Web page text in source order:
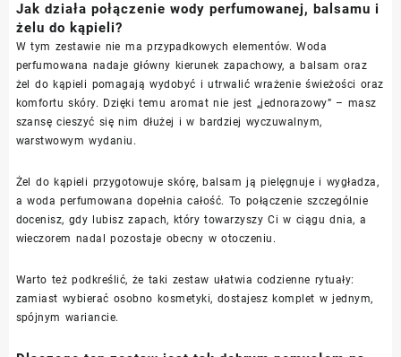
Jak działa połączenie wody perfumowanej, balsamu i
żelu do kąpieli?
W tym zestawie nie ma przypadkowych elementów. Woda
perfumowana nadaje główny kierunek zapachowy, a balsam oraz
żel do kąpieli pomagają wydobyć i utrwalić wrażenie świeżości oraz
komfortu skóry. Dzięki temu aromat nie jest „jednorazowy” – masz
szansę cieszyć się nim dłużej i w bardziej wyczuwalnym,
warstwowym wydaniu.
Żel do kąpieli przygotowuje skórę, balsam ją pielęgnuje i wygładza,
a woda perfumowana dopełnia całość. To połączenie szczególnie
docenisz, gdy lubisz zapach, który towarzyszy Ci w ciągu dnia, a
wieczorem nadal pozostaje obecny w otoczeniu.
Warto też podkreślić, że taki zestaw ułatwia codzienne rytuały:
zamiast wybierać osobno kosmetyki, dostajesz komplet w jednym,
spójnym wariancie.